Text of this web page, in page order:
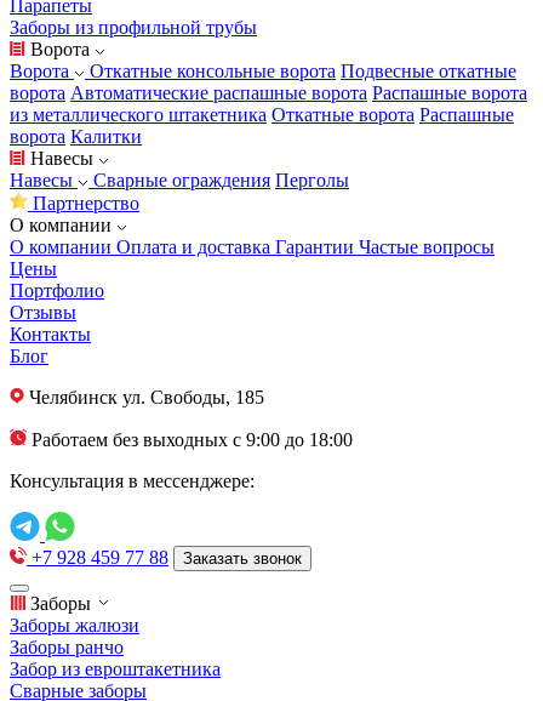
Парапеты
Заборы из профильной трубы
Ворота
Ворота
Откатные консольные ворота Подвесные откатные
ворота Автоматические распашные ворота Распашные ворота
из металлического штакетника Откатные ворота Распашные
ворота Калитки
Навесы
Навесы
Сварные ограждения Перголы
Партнерство
О компании
О компании Оплата и доставка Гарантии Частые вопросы
Цены
Портфолио
Отзывы
Контакты
Блог
Челябинск ул. Свободы, 185
Работаем без выходных с 9:00 до 18:00
Консультация в мессенджере:
+7 928 459 77 88 Заказать звонок
Заборы
Заборы жалюзи
Заборы ранчо
Забор из евроштакетника
Сварные заборы